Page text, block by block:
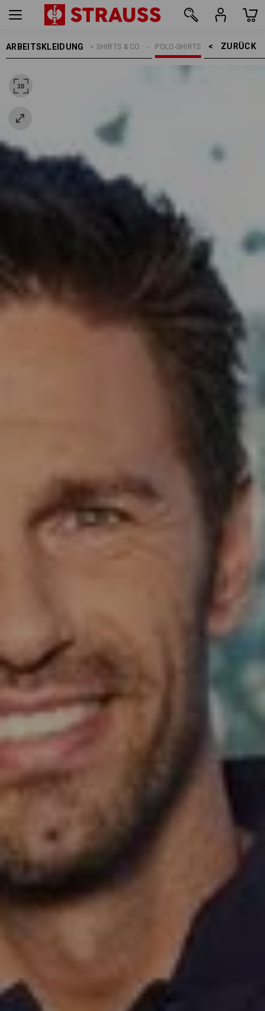
ARBEITSKLEIDUNG ZURÜCK    >
POLO-SHIRTS
SHIRTS & CO.
HERREN